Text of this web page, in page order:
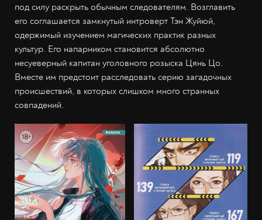
под силу раскрыть обычным следователям. Возглавить
его соглашается замкнутый интроверт Тэн Жуйюй,
одержимый изучением магических практик разных
культур. Его напарником становится абсолютно
несуеверный капитан уголовного розыска Цянь Цо.
Вместе им предстоит расследовать серию загадочных
происшествий, в которых слишком много странных
совпадений.